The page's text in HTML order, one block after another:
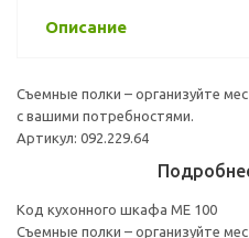
Описание
Съемные полки – организуйте
с вашими потребностями.
Артикул: 092.229.64
Код кухонного шкафа ME 100
Съемные полки – организуйте